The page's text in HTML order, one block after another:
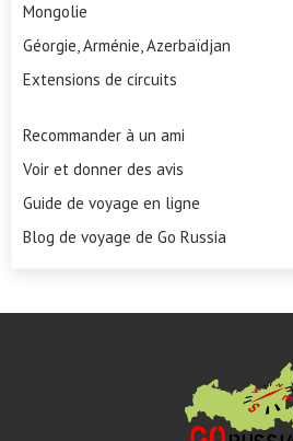
Mongolie
Géorgie, Arménie, Azerbaïdjan
Extensions de circuits
Recommander à un ami
Voir et donner des avis
Guide de voyage en ligne
Blog de voyage de Go Russia